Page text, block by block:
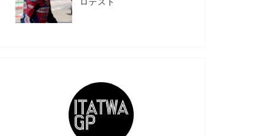
ロテスト